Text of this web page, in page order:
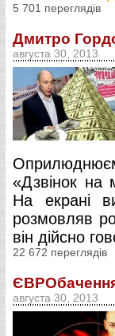
5 701 переглядів
Дмитро
августа 30, 2013
«Дзвінок на
На екрані
розмовляв
він дійсно
22 672 переглядів
августа 30, 2013